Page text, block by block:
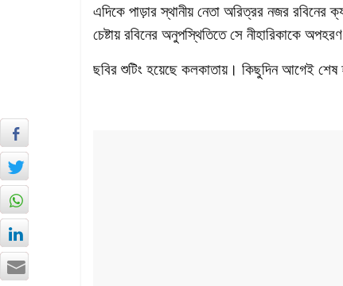
এদিকে পাড়ার স্থানীয় নেতা অরিত্রর নজর রবিনের
চেষ্টায় রবিনের অনুপস্থিতিতে সে নীহারিকাকে
ছবির শুটিং হয়েছে কলকাতায়। কিছুদিন আগেই শেষ